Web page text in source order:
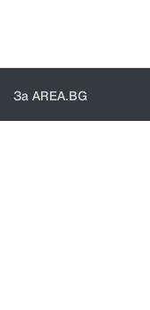
За AREA.BG